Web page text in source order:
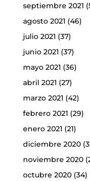
septiembre 2021
agosto 2021 (46)
julio 2021 (37)
junio 2021 (37)
mayo 2021 (36)
abril 2021 (27)
marzo 2021 (42)
febrero 2021 (29)
enero 2021 (21)
diciembre 2020
noviembre 2020
octubre 2020(34)